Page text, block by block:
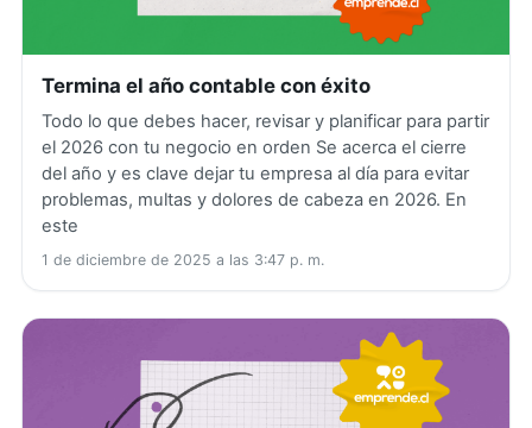
Termina el año contable con éxito
Todo lo que debes hacer, revisar y planificar para partir
el 2026 con tu negocio en orden Se acerca el cierre
del año y es clave dejar tu empresa al día para evitar
problemas, multas y dolores de cabeza en 2026. En
este
1 de diciembre de 2025 a las 3:47 p. m.